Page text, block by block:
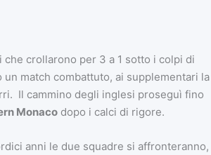
crollarono per 3 a 1 sotto i colpi di
un match combattuto, ai supplementari la
Il cammino degli inglesi proseguì fino
Monacodopo i calci di rigore.
anni le due squadre si affronteranno,